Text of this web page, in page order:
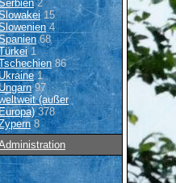
2
15
4
68
1
86
Ukraine1
97
(außer
378
8